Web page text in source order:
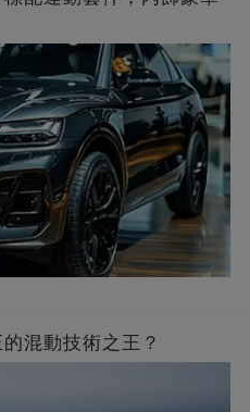
混動技術之王？